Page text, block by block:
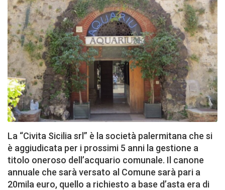
La “Civita Sicilia srl” è la società palermitana che si
è aggiudicata per i prossimi 5 anni la gestione a
titolo oneroso dell’acquario comunale. Il canone
annuale che sarà versato al Comune sarà pari a
20mila euro, quello a richiesto a base d’asta era di